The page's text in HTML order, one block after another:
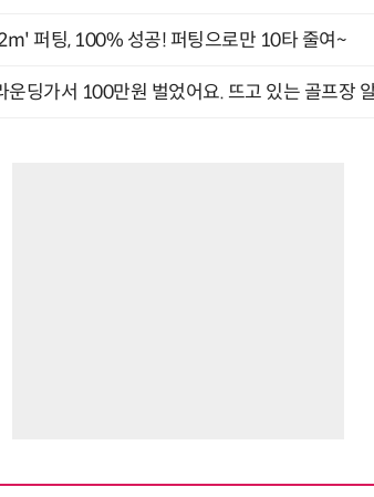
퍼팅, 100% 성공! 퍼팅으로만 10타 줄여~
운딩가서 100만원 벌었어요. 뜨고 있는 골프장